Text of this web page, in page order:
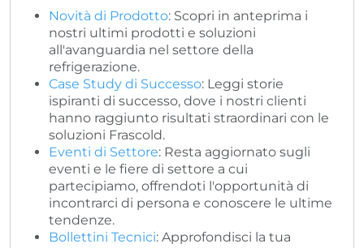
Novità di Prodotto: Scopri in anteprima i
nostri ultimi prodotti e soluzioni
all'avanguardia nel settore della
refrigerazione.
Case Study di Successo: Leggi storie
ispiranti di successo, dove i nostri clienti
hanno raggiunto risultati straordinari con le
soluzioni Frascold.
Eventi di Settore: Resta aggiornato sugli
eventi e le fiere di settore a cui
partecipiamo, offrendoti l'opportunità di
incontrarci di persona e conoscere le ultime
tendenze.
Bollettini Tecnici: Approfondisci la tua